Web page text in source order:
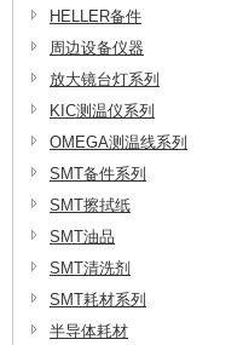
HELLER备件
周边设备仪器
放大镜台灯系列
KIC测温仪系列
OMEGA测温线系列
SMT备件系列
SMT擦拭纸
SMT油品
SMT清洗剂
SMT耗材系列
半导体耗材